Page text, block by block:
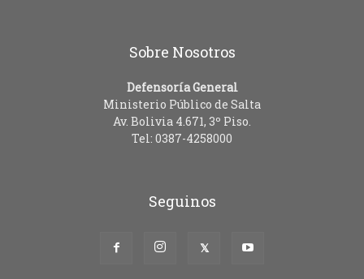
Sobre Nosotros
Defensoría General
Ministerio Público de Salta
Av. Bolivia 4.671, 3º Piso.
Tel: 0387-4258000
Seguinos